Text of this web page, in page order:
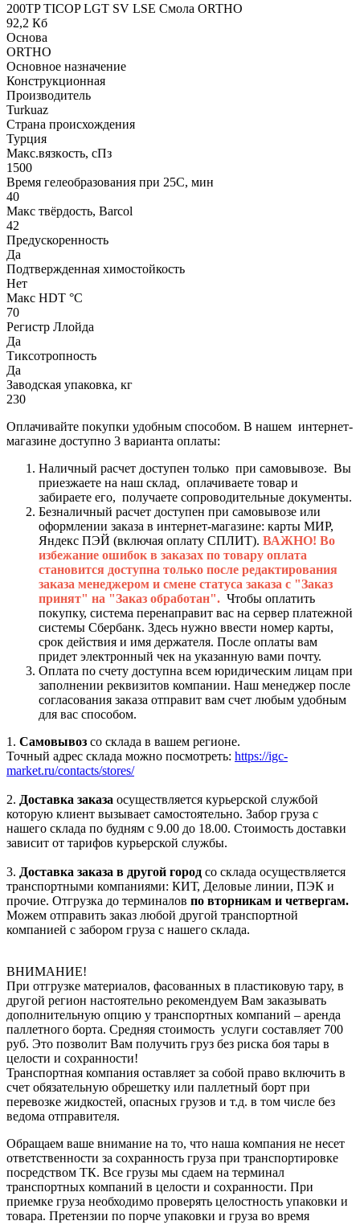
200TP TICOP LGT SV LSE Смола ORTHO
92,2 Кб
Основа
ORTHO
Основное назначение
Конструкционная
Производитель
Turkuaz
Страна происхождения
Турция
Макс.вязкoсть, сПз
1500
Время гелеобразования при 25С, мин
40
Макс твёрдость, Barcol
42
Предускоренность
Да
Подтвержденная химостойкость
Нет
Макс HDT °С
70
Регистр Ллойда
Да
Тиксотропность
Да
Заводская упаковка, кг
230
Оплачивайте покупки удобным способом. В нашем интернет-
магазине доступно 3 варианта оплаты:
Наличный расчет доступен только при самовывозе. Вы
приезжаете на наш склад, оплачиваете товар и
забираете его, получаете сопроводительные документы.
Безналичный расчет доступен при самовывозе или
оформлении заказа в интернет-магазине: карты МИР,
Яндекс ПЭЙ (включая оплату СПЛИТ). ВАЖНО! Во
избежание ошибок в заказах по товару оплата
становится доступна только после редактирования
заказа менеджером и смене статуса заказа с "Заказ
принят" на "Заказ обработан". Чтобы оплатить
покупку, система перенаправит вас на сервер платежной
системы Сбербанк. Здесь нужно ввести номер карты,
срок действия и имя держателя. После оплаты вам
придет электронный чек на указанную вами почту.
Оплата по счету доступна всем юридическим лицам при
заполнении реквизитов компании. Наш менеджер после
согласования заказа отправит вам счет любым удобным
для вас способом.
1. Самовывоз со склада в вашем регионе.
Точный адрес склада можно посмотреть: https://igc-
market.ru/contacts/stores/
2. Доставка заказа осуществляется курьерской службой
которую клиент вызывает самостоятельно. Забор груза с
нашего склада по будням с 9.00 до 18.00. Стоимость доставки
зависит от тарифов курьерской службы.
3. Доставка заказа в другой город со склада осуществляется
транспортными компаниями: КИТ, Деловые линии, ПЭК и
прочие. Отгрузка до терминалов по вторникам и четвергам.
Можем отправить заказ любой другой транспортной
компанией с забором груза с нашего склада.
ВНИМАНИЕ!
При отгрузке материалов, фасованных в пластиковую тару, в
другой регион настоятельно рекомендуем Вам заказывать
дополнительную опцию у транспортных компаний – аренда
паллетного борта. Средняя стоимость услуги составляет 700
руб. Это позволит Вам получить груз без риска боя тары в
целости и сохранности!
Транспортная компания оставляет за собой право включить в
счет обязательную обрешетку или паллетный борт при
перевозке жидкостей, опасных грузов и т.д. в том числе без
ведома отправителя.
Обращаем ваше внимание на то, что наша компания не несет
ответственности за сохранность груза при транспортировке
посредством ТК. Все грузы мы сдаем на терминал
транспортных компаний в целости и сохранности. При
приемке груза необходимо проверять целостность упаковки и
товара. Претензии по порче упаковки и груза во время